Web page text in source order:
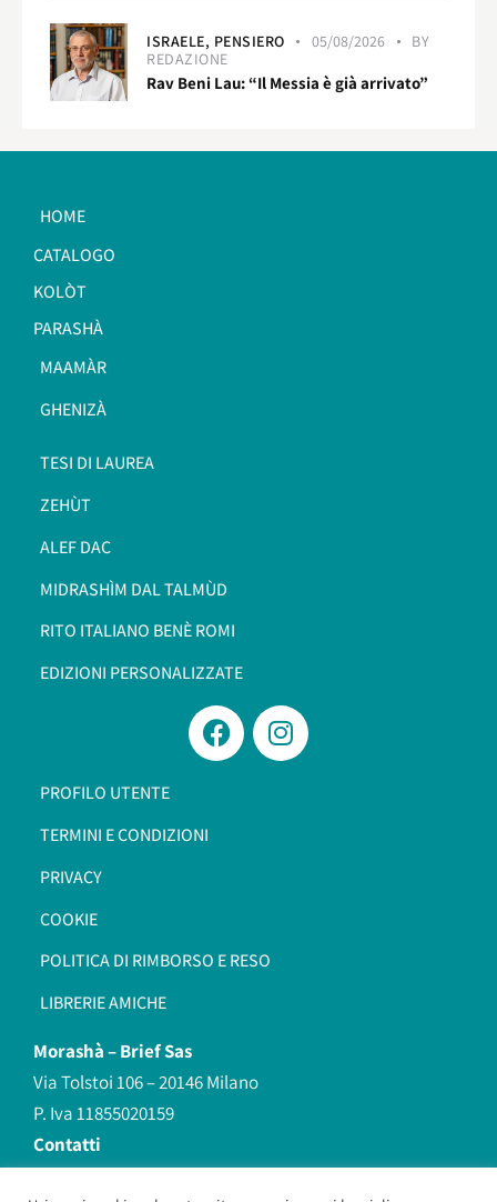
ISRAELE, PENSIERO 05/08/2026
BY
REDAZIONE
Rav Beni Lau: “Il Messia è già arrivato”
HOME
CATALOGO
KOLÒT
PARASHÀ
MAAMÀR
GHENIZÀ
TESI DI LAUREA
ZEHÙT
ALEF DAC
MIDRASHÌM DAL TALMÙD
RITO ITALIANO BENÈ ROMI​
EDIZIONI PERSONALIZZATE
PROFILO UTENTE
TERMINI E CONDIZIONI
PRIVACY
COOKIE
POLITICA DI RIMBORSO E RESO
LIBRERIE AMICHE
Morashà –Brief Sas
Via Tolstoi 106 – 20146 Milano
P. Iva 11855020159
Contatti
redazione@morasha.it